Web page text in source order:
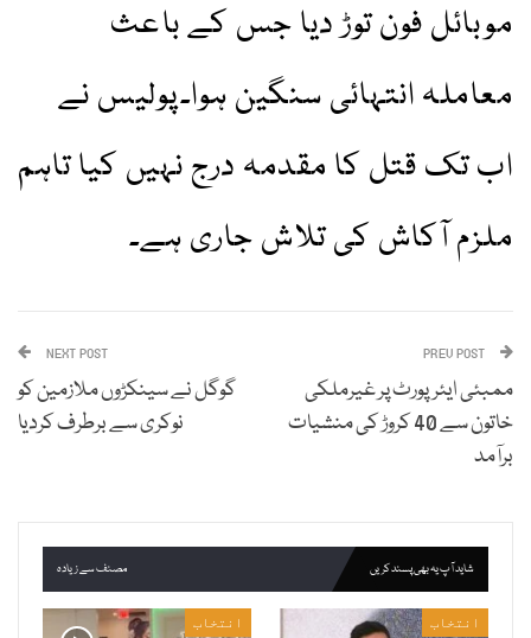
موبائل فون توڑ دیا جس کے باعث
معاملہ انتہائی سنگین ہوا۔پولیس نے
اب تک قتل کا مقدمہ درج نہیں کیا تاہم
ملزم آکاش کی تلاش جاری ہے۔
ممبئی ایئرپورٹ پر غیرملکی
خاتون سے 40 کروڑ کی منشیات
برآمد
NEXT POST
گوگل نے سینکڑوں ملازمین کو
نوکری سے برطرف کردیا
شاید آپ یہ بھی پسند کریں مصنف سے زیادہ
انتخاب انتخاب